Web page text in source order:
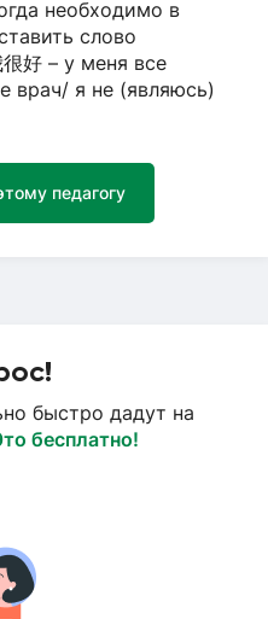
необходимо в
слово
好 – у меня все
врач/ я не (являюсь)
педагогу
быстро дадут на
бесплатно!